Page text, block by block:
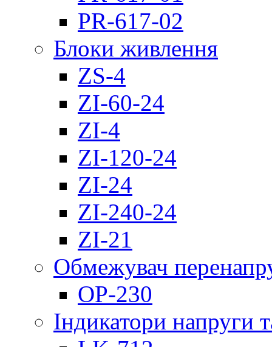
PR-617-02
Блоки живлення
ZS-4
ZI-60-24
ZI-4
ZI-120-24
ZI-24
ZI-240-24
ZI-21
Обмежувач
OP-230
Індикатори напруги